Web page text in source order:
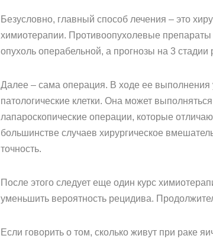
Безусловно, главный способ лечения – это
химиотерапии. Противоопухолевые
опухоль операбельной, а прогнозы на 3
Далее – сама операция. В ходе ее выполнения
патологические клетки. Она может
лапароскопические операции, которые
большинстве случаев хирургическое
точность.
После этого следует еще один курс
уменьшить вероятность рецидива.
Если говорить о том, сколько живут при раке